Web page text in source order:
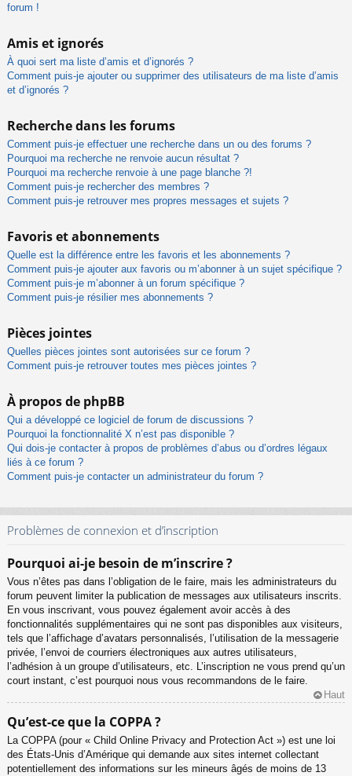
forum !
Amis et ignorés
À quoi sert ma liste d’amis et d’ignorés ?
Comment puis-je ajouter ou supprimer des utilisateurs de ma liste d’amis
et d’ignorés ?
Recherche dans les forums
Comment puis-je effectuer une recherche dans un ou des forums ?
Pourquoi ma recherche ne renvoie aucun résultat ?
Pourquoi ma recherche renvoie à une page blanche ?!
Comment puis-je rechercher des membres ?
Comment puis-je retrouver mes propres messages et sujets ?
Favoris et abonnements
Quelle est la différence entre les favoris et les abonnements ?
Comment puis-je ajouter aux favoris ou m’abonner à un sujet spécifique ?
Comment puis-je m’abonner à un forum spécifique ?
Comment puis-je résilier mes abonnements ?
Pièces jointes
Quelles pièces jointes sont autorisées sur ce forum ?
Comment puis-je retrouver toutes mes pièces jointes ?
À propos de phpBB
Qui a développé ce logiciel de forum de discussions ?
Pourquoi la fonctionnalité X n’est pas disponible ?
Qui dois-je contacter à propos de problèmes d’abus ou d’ordres légaux
liés à ce forum ?
Comment puis-je contacter un administrateur du forum ?
Problèmes de connexion et d’inscription
Pourquoi ai-je besoin de m’inscrire ?
Vous n’êtes pas dans l’obligation de le faire, mais les administrateurs du
forum peuvent limiter la publication de messages aux utilisateurs inscrits.
En vous inscrivant, vous pouvez également avoir accès à des
fonctionnalités supplémentaires qui ne sont pas disponibles aux visiteurs,
tels que l’affichage d’avatars personnalisés, l’utilisation de la messagerie
privée, l’envoi de courriers électroniques aux autres utilisateurs,
l’adhésion à un groupe d’utilisateurs, etc. L’inscription ne vous prend qu’un
court instant, c’est pourquoi nous vous recommandons de le faire.
Haut
Qu’est-ce que la COPPA ?
La COPPA (pour « Child Online Privacy and Protection Act ») est une loi
des États-Unis d’Amérique qui demande aux sites internet collectant
potentiellement des informations sur les mineurs âgés de moins de 13